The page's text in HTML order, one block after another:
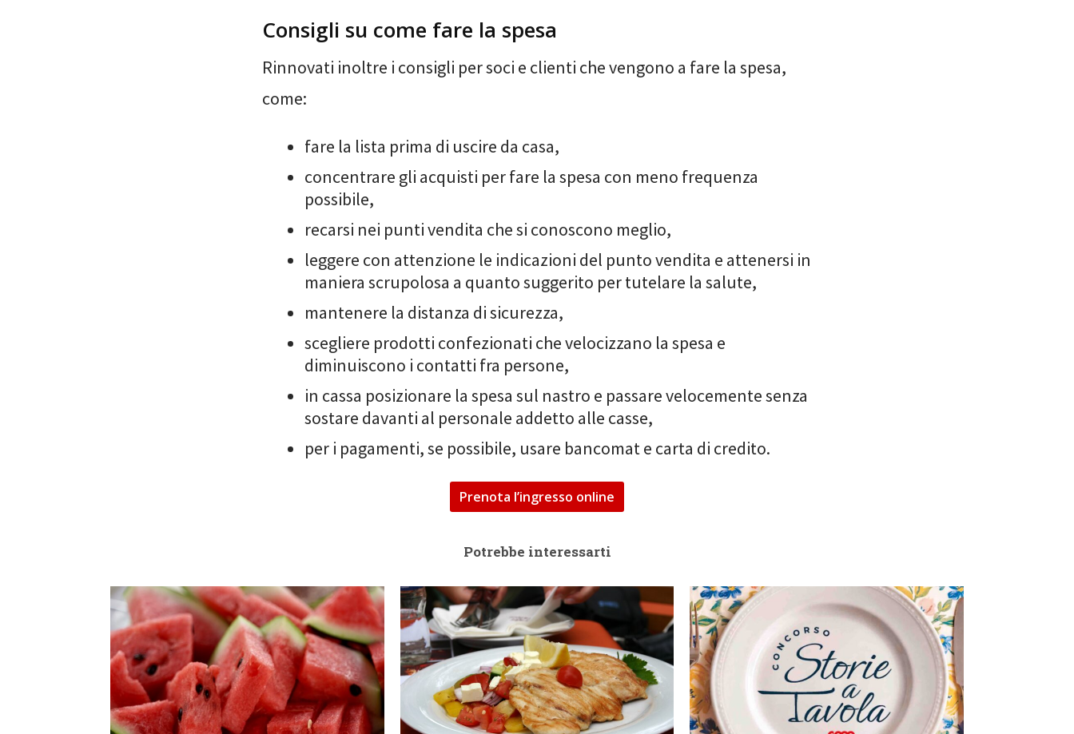
Consigli su come fare la spesa
Rinnovati inoltre i consigli per soci e clienti che vengono a fare la spesa,
come:
fare la lista prima di uscire da casa,
concentrare gli acquisti per fare la spesa con meno frequenza
possibile,
recarsi nei punti vendita che si conoscono meglio,
leggere con attenzione le indicazioni del punto vendita e attenersi in
maniera scrupolosa a quanto suggerito per tutelare la salute,
mantenere la distanza di sicurezza,
scegliere prodotti confezionati che velocizzano la spesa e
diminuiscono i contatti fra persone,
in cassa posizionare la spesa sul nastro e passare velocemente senza
sostare davanti al personale addetto alle casse,
per i pagamenti, se possibile, usare bancomat e carta di credito.
Prenota l’ingresso online
Potrebbe interessarti